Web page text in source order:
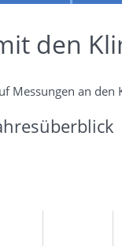
den
Messungen an